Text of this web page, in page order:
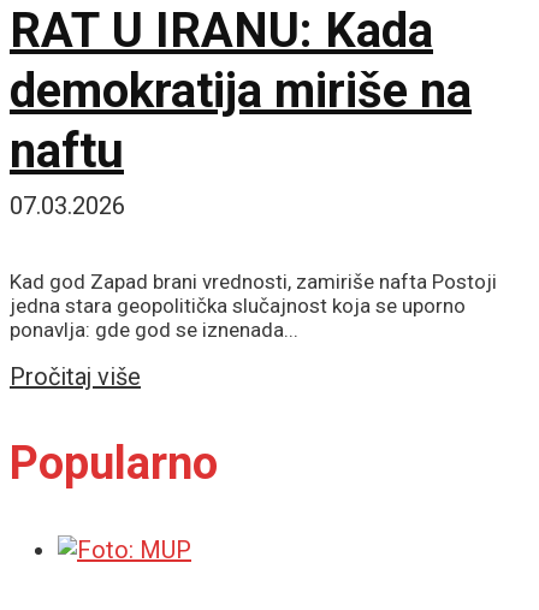
RAT U IRANU: Kada
demokratija miriše na
naftu
07.03.2026
Kad god Zapad brani vrednosti, zamiriše nafta Postoji
jedna stara geopolitička slučajnost koja se uporno
ponavlja: gde god se iznenada...
Pročitaj više
Popularno